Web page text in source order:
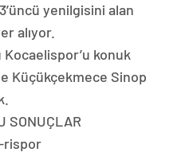
yenilgisini alan
alıyor.
konuk
Küçükçekmece Sinop
SONUÇLAR
rispor